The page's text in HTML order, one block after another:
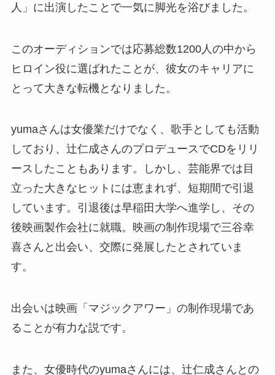
人」に出演したことで一気に脚光を浴びました。
このオーディションでは応募総数1200人の中から
ヒロイン役に選ばれたことが、彼女のキャリアに
とって大きな転機となりました。
yumaさんは女優業だけでなく、歌手としても活動
しており、辻仁成さんのプロデュースでCDをリリ
ースしたこともあります。しかし、芸能界では目
立った大きなヒットには恵まれず、短期間で引退
しています。引退後は早稲田大学へ進学し、その
後映画製作会社に就職。映画の制作現場で三谷幸
喜さんと出会い、交際に発展したとされていま
す。
出会いは映画「マジックアワー」の制作現場であ
ることが有力な説です。
また、女優時代のyumaさんには、辻仁成さんとの